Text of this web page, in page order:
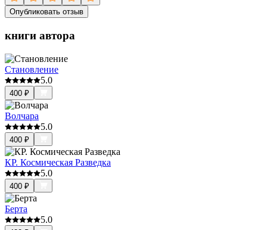
Опубликовать отзыв
книги автора
Становление
5.0
400 ₽
Волчара
5.0
400 ₽
КР. Космическая Разведка
5.0
400 ₽
Берта
5.0